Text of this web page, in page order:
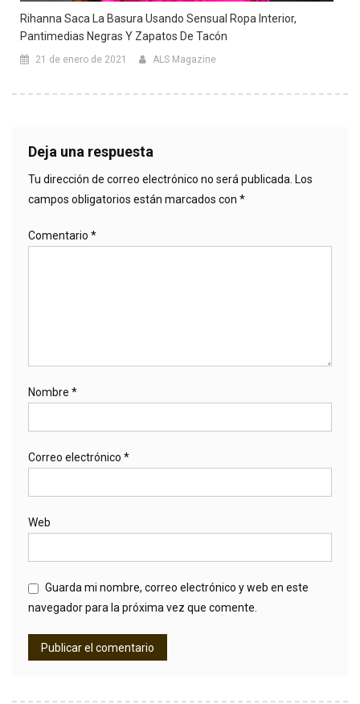
Rihanna Saca La Basura Usando Sensual Ropa Interior,
Pantimedias Negras Y Zapatos De Tacón
21 de enero de 2021 ALS Magazine
Deja una respuesta
Tu dirección de correo electrónico no será publicada. Los
campos obligatorios están marcados con *
Comentario *
Nombre *
Correo electrónico *
Web
Guarda mi nombre, correo electrónico y web en este
navegador para la próxima vez que comente.